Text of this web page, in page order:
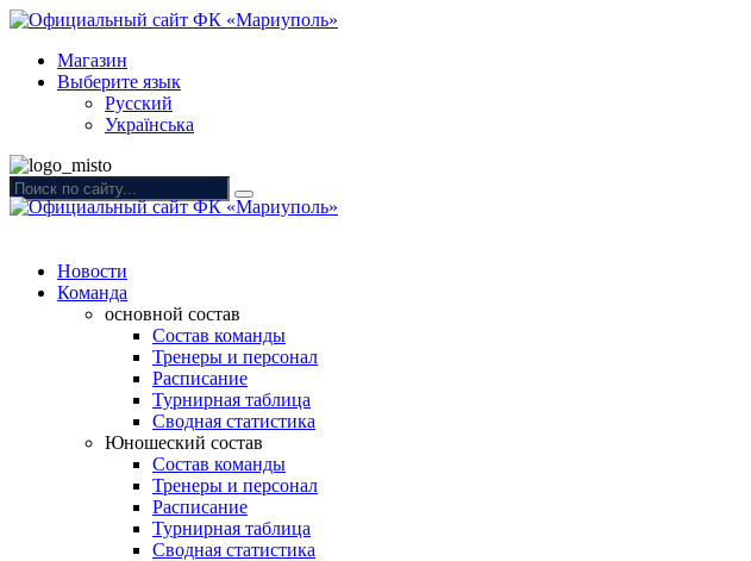
Магазин
Выберите язык
Русский
Українська
Новости
Команда
основной состав
Состав команды
Тренеры и персонал
Расписание
Турнирная таблица
Сводная статистика
Юношеский состав
Состав команды
Тренеры и персонал
Расписание
Турнирная таблица
Сводная статистика